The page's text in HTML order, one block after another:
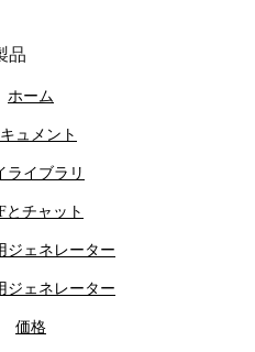
品
ホーム
キュメント
ライブラリ
とチャット
ジェネレーター
ジェネレーター
価格